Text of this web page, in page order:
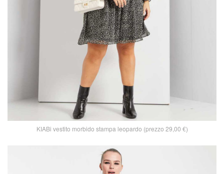
KIABi vestito morbido stampa leopardo (prezzo 29,00 €)